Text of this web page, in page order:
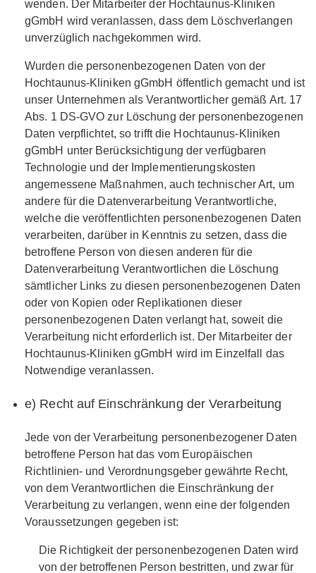
wenden. Der Mitarbeiter der Hochtaunus-Kliniken
gGmbH wird veranlassen, dass dem Löschverlangen
unverzüglich nachgekommen wird.
Wurden die personenbezogenen Daten von der
Hochtaunus-Kliniken gGmbH öffentlich gemacht und ist
unser Unternehmen als Verantwortlicher gemäß Art. 17
Abs. 1 DS-GVO zur Löschung der personenbezogenen
Daten verpflichtet, so trifft die Hochtaunus-Kliniken
gGmbH unter Berücksichtigung der verfügbaren
Technologie und der Implementierungskosten
angemessene Maßnahmen, auch technischer Art, um
andere für die Datenverarbeitung Verantwortliche,
welche die veröffentlichten personenbezogenen Daten
verarbeiten, darüber in Kenntnis zu setzen, dass die
betroffene Person von diesen anderen für die
Datenverarbeitung Verantwortlichen die Löschung
sämtlicher Links zu diesen personenbezogenen Daten
oder von Kopien oder Replikationen dieser
personenbezogenen Daten verlangt hat, soweit die
Verarbeitung nicht erforderlich ist. Der Mitarbeiter der
Hochtaunus-Kliniken gGmbH wird im Einzelfall das
Notwendige veranlassen.
e) Recht auf Einschränkung der Verarbeitung
Jede von der Verarbeitung personenbezogener Daten
betroffene Person hat das vom Europäischen
Richtlinien- und Verordnungsgeber gewährte Recht,
von dem Verantwortlichen die Einschränkung der
Verarbeitung zu verlangen, wenn eine der folgenden
Voraussetzungen gegeben ist:
Die Richtigkeit der personenbezogenen Daten wird
von der betroffenen Person bestritten, und zwar für